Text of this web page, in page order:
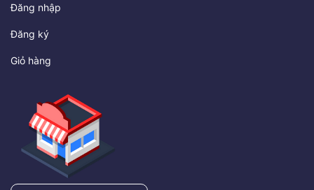
Đăng nhập
Đăng ký
Giỏ hàng